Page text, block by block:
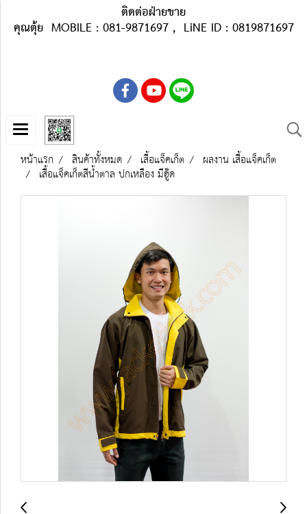
ติดต่อฝ่ายขาย
คุณตุ้ย MOBILE : 081-9871697 , LiNE ID : 0819871697
หน้าแรก สินค้าทั้งหมด เสื้อแจ็คเก็ต ผลงาน เสื้อแจ็คเก็ต
เสื้อแจ็คเก็ตสีน้ำตาล ปกเหลือง มีฮู๊ด